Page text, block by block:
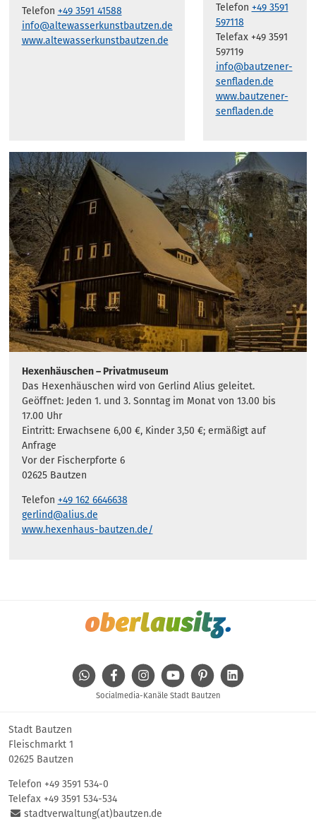
Telefon +49 3591 41588
info@altewasserkunstbautzen.de
www.altewasserkunstbautzen.de
Telefon +49 3591
597118
Telefax +49 3591
597119
info@bautzener-
senfladen.de
www.bautzener-
senfladen.de
Hexenhäuschen – Privatmuseum
Das Hexenhäuschen wird von Gerlind Alius geleitet.
Geöffnet: Jeden 1. und 3. Sonntag im Monat von 13.00 bis
17.00 Uhr
Eintritt: Erwachsene 6,00 €, Kinder 3,50 €; ermäßigt auf
Anfrage
Vor der Fischerpforte 6
02625 Bautzen
Telefon +49 162 6646638
gerlind@alius.de
www.hexenhaus-bautzen.de/
WhatsAppFacebookInstagramYoutube Pinterest
Socialmedia-Kanäle Stadt Bautzen
Stadt Bautzen
Fleischmarkt 1
02625 Bautzen
Telefon +49 3591 534-0
Telefax +49 3591 534-534
stadtverwaltung(at)bautzen.de